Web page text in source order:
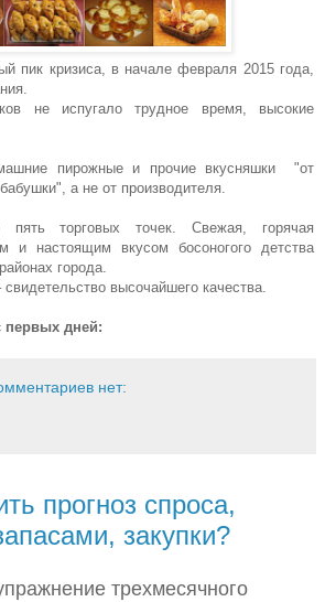
пик кризиса, в начале февраля 2015 года,
не испугало трудное время, высокие
пирожные и прочие вкусняшки "от
а не от производителя.
торговых точек. Свежая, горячая
и настоящим вкусом босоногого детства
города.
высочайшего качества.
первых дней:
нет:
прогноз спроса,
закупки?
трехмесячного